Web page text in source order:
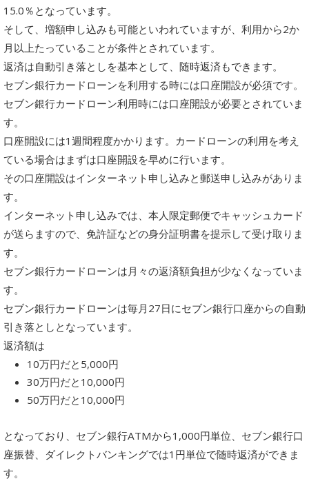
15.0％となっています。
そして、増額申し込みも可能といわれていますが、利用から2か
月以上たっていることが条件とされています。
返済は自動引き落としを基本として、随時返済もできます。
セブン銀行カードローンを利用する時には口座開設が必須です。
セブン銀行カードローン利用時には口座開設が必要とされていま
す。
口座開設には1週間程度かかります。カードローンの利用を考え
ている場合はまずは口座開設を早めに行います。
その口座開設はインターネット申し込みと郵送申し込みがありま
す。
インターネット申し込みでは、本人限定郵便でキャッシュカード
が送らますので、免許証などの身分証明書を提示して受け取りま
す。
セブン銀行カードローンは月々の返済額負担が少なくなっていま
す。
セブン銀行カードローンは毎月27日にセブン銀行口座からの自動
引き落としとなっています。
返済額は
10万円だと5,000円
30万円だと10,000円
50万円だと10,000円
となっており、セブン銀行ATMから1,000円単位、セブン銀行口
座振替、ダイレクトバンキングでは1円単位で随時返済ができま
す。